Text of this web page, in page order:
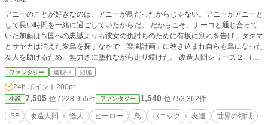
アニーのことが好きなのは、アニーが鳥だったからじゃない。アニーがアニーと
して長い時間を一緒に過ごしていたからだ。 だからこそ、ナーコと通じ合って
いた加藤は帝国への忠誠よりも彼女の仇討ちのために有坂に別れを告げ、タクマ
とサヤカは消えた愛鳥を探すなかで「楽園計画」に巻き込まれ自らも鳥になった
友人を助けるため、無力さに塗れながら走り続けた。 改造人間シリーズ２ （こ
の作品はカクヨムでも同時進行で投稿しています）
ファンタジー 連載中 短編
24h.ポイント 200pt
小説 7,505 位 / 228,955件 ファンタジー 1,540 位 / 53,362件
SF 改造人間 怪人 ヒーロー 鳥 パニック 友達 世界の領域